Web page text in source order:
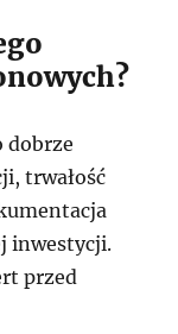
dobrze
trwałość
inwestycji.
przed